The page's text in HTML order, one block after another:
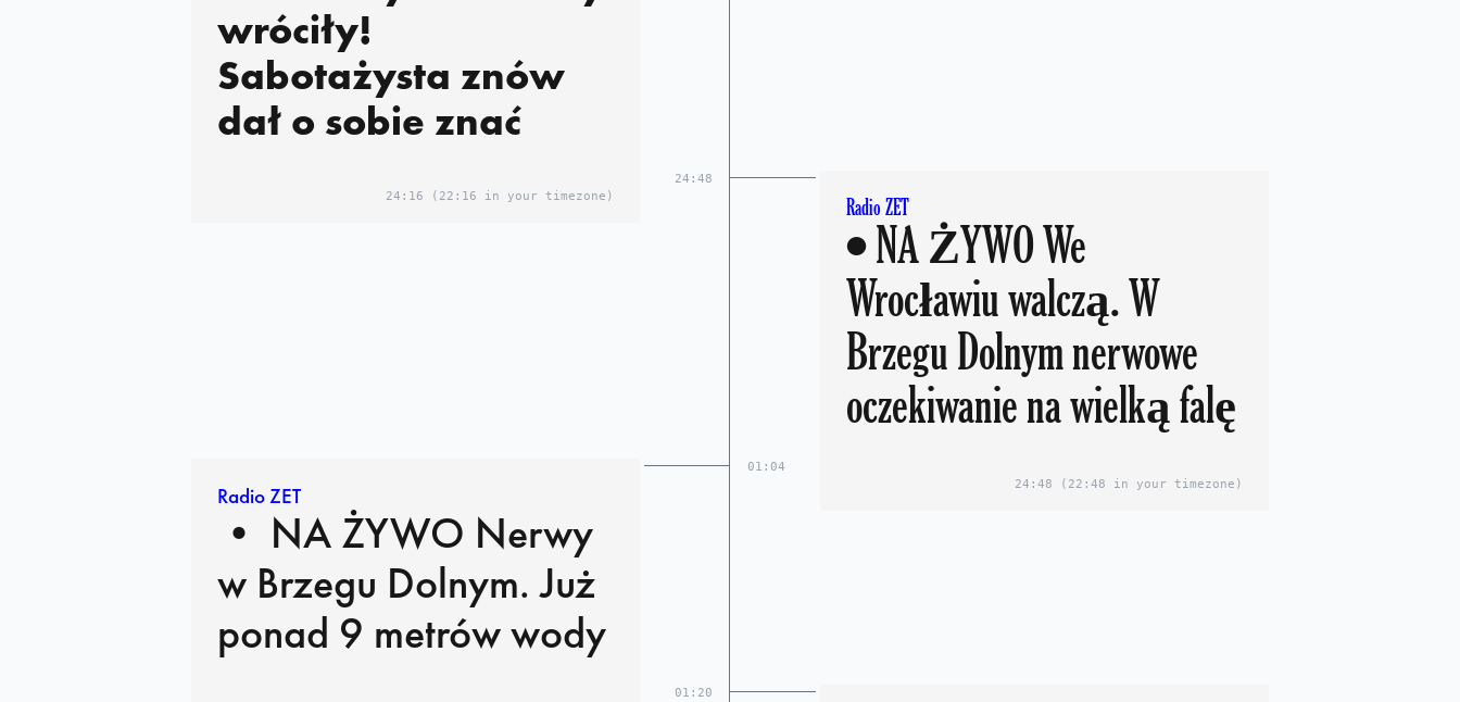
wróciły!
Sabotażysta znów
dał o sobie znać
24:16 (22:16 in your timezone)
24:48
Radio ZET
• NA ŻYWO We
Wrocławiu walczą. W
Brzegu Dolnym nerwowe
oczekiwanie na wielką falę
24:48 (22:48 in your timezone)
01:04
Radio ZET
• NA ŻYWO Nerwy
w Brzegu Dolnym. Już
ponad 9 metrów wody
01:20